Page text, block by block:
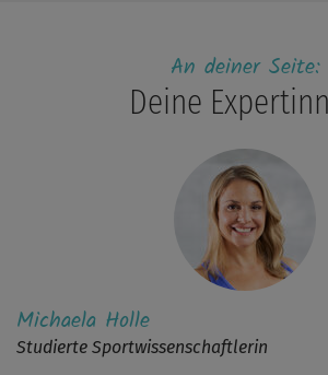
An deiner Seite:
Deine
Michaela Holle
Studierte Sportwissenschaftlerin